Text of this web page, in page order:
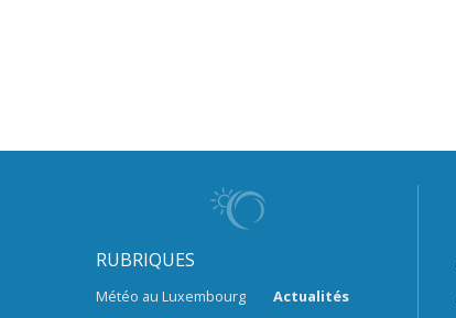
RUBRIQUES
Météo au Luxembourg
Actualités